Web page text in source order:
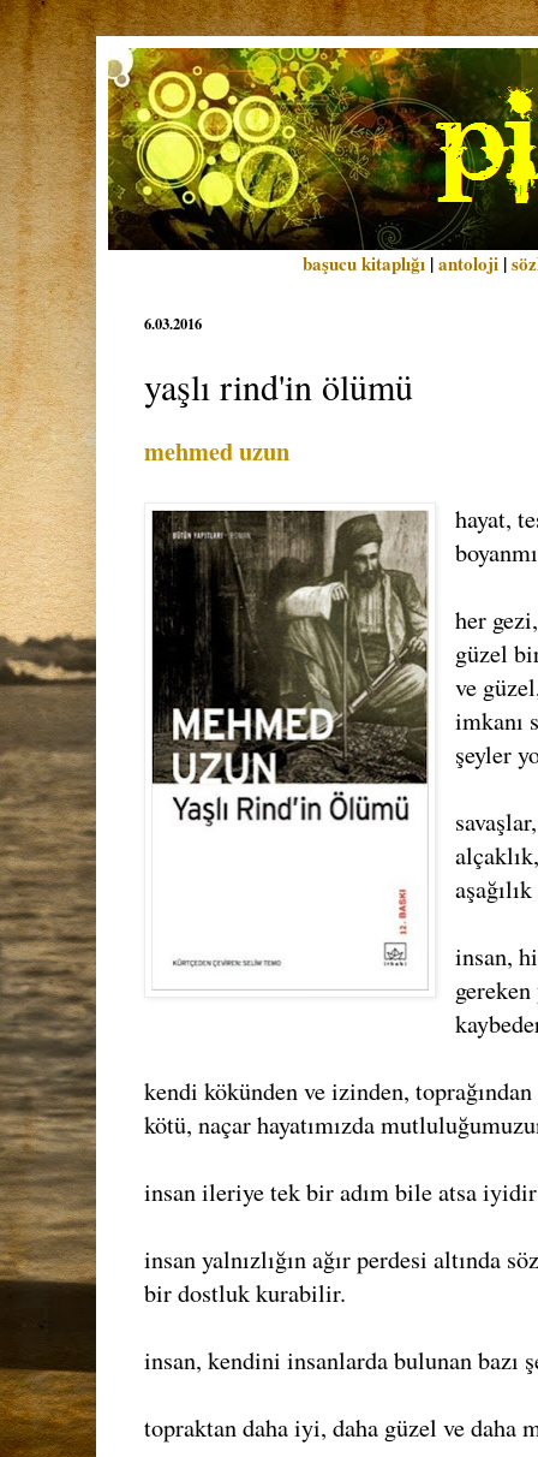
başucu kitaplığı |antoloji |
6.03.2016
yaşlı rind'in ölümü
mehmed uzun
hayat,
her
güzel
ve
imkanı
şeyler
insan,
kendi kökünden ve izinden,
kötü, naçar hayatımızda
insan ileriye tek bir adım bile atsa
insan yalnızlığın ağır perdesi altında
bir dostluk kurabilir.
insan, kendini insanlarda bulunan bazı
topraktan daha iyi, daha güzel ve daha